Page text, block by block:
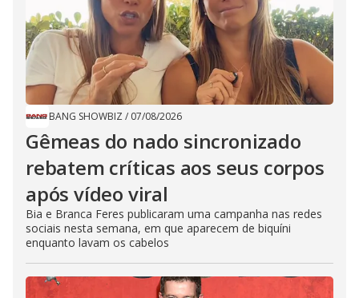
BANG SHOWBIZ / 07/08/2026
Gêmeas do nado sincronizado
rebatem críticas ​a​os seus corpos
após vídeo viral
Bia e Branca Feres publicaram uma campanha nas redes
sociais nesta semana, em que aparecem de biquíni
enquanto lavam os cabelos